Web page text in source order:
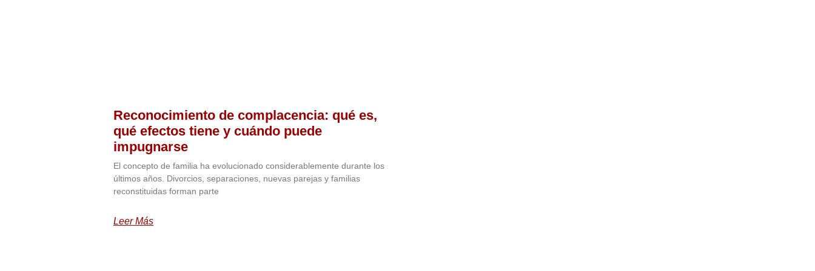
Reconocimiento de complacencia: qué es,
qué efectos tiene y cuándo puede
impugnarse
El concepto de familia ha evolucionado considerablemente durante los
últimos años. Divorcios, separaciones, nuevas parejas y familias
reconstituidas forman parte
Leer Más